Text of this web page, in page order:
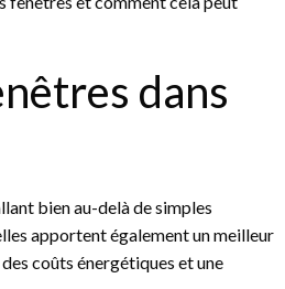
dans
bien au-delà de simples
apportent également un meilleur
coûts énergétiques et une